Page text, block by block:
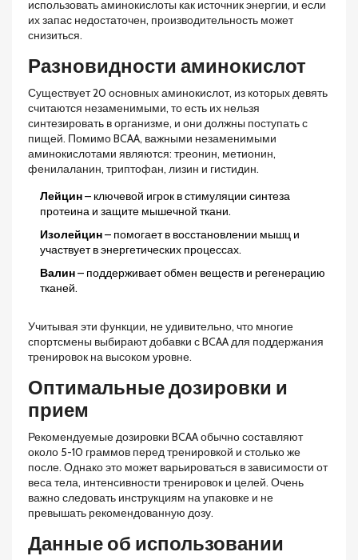
использовать аминокислоты как источник энергии, и если
их запас недостаточен, производительность может
снизиться.
Разновидности аминокислот
Существует 20 основных аминокислот, из которых девять
считаются незаменимыми, то есть их нельзя
синтезировать в организме, и они должны поступать с
пищей. Помимо BCAA, важными незаменимыми
аминокислотами являются: треонин, метионин,
фенилаланин, триптофан, лизин и гистидин.
Лейцин– ключевой игрок в стимуляции синтеза
протеина и защите мышечной ткани.
Изолейцин– помогает в восстановлении мышц и
участвует в энергетических процессах.
Валин– поддерживает обмен веществ и регенерацию
тканей.
Учитывая эти функции, не удивительно, что многие
спортсмены выбирают добавки с BCAA для поддержания
тренировок на высоком уровне.
Оптимальные дозировки и
прием
Рекомендуемые дозировки BCAA обычно составляют
около 5-10 граммов перед тренировкой и столько же
после. Однако это может варьироваться в зависимости от
веса тела, интенсивности тренировок и целей. Очень
важно следовать инструкциям на упаковке и не
превышать рекомендованную дозу.
Данные об использовании